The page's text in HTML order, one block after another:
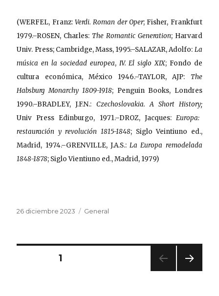
(WERFEL, Franz:Verdi. Roman der Oper; Fisher, Frankfurt
1979.–ROSEN, Charles:The Romantic Generation; Harvard
Univ. Press; Cambridge, Mass, 1995.–SALAZAR, Adolfo: La
música en la sociedad europea,IV. El siglo XIX; Fondo de
cultura económica, México 1946.–TAYLOR, AJP: The
Habsburg Monarchy 1809-1918; Penguin Books, Londres
1990.–BRADLEY, J.F.N.: Czechoslovakia. A Short History;
Univ Press Edinburgo, 1971.–DROZ, Jacques: Europa:
restauración y revolución 1815-1848; Siglo Veintiuno ed.,
Madrid, 1974.–GRENVILLE, J.A.S.:La Europa remodelada
1848-1878; Siglo Vientiuno ed., Madrid, 1979)
Publicado
26 diciembre 2023 Categorías
General
Navegación
PÁGINA1